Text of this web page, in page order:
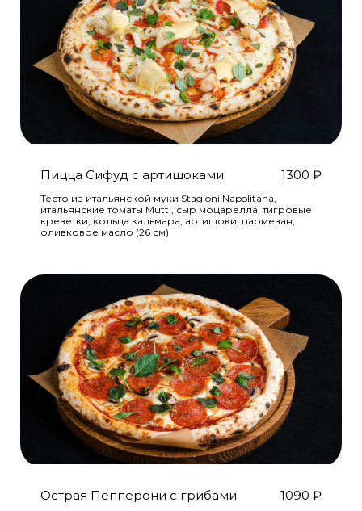
Пицца Сифуд с артишоками 1300 ₽
Тесто из итальянской муки Stagioni Napolitana,
итальянские томаты Mutti, сыр моцарелла, тигровые
креветки, кольца кальмара, артишоки, пармезан,
оливковое масло (26 см)
Острая Пепперони с грибами 1090 ₽